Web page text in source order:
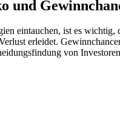
und
eintauchen, ist es
erleidet.
von